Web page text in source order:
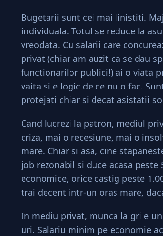
Bugetarii sunt cei mai linistiti.
individuala. Totul se reduce la
vreodata. Cu salarii care
privat (chiar am auzit ca se dau
functionarilor publici!) ai o viata
vaita si e logic de ce nu o fac.
protejati chiar si decat asistatii
Cand lucrezi la patron, mediul
criza, mai o recesiune, mai o
mare. Chiar si asa, cine
job rezonabil si duce acasa
economice, orice castig peste
trai decent intr-un oras mare,
In mediu privat, munca la gri e
uri. Salariu minim pe economie